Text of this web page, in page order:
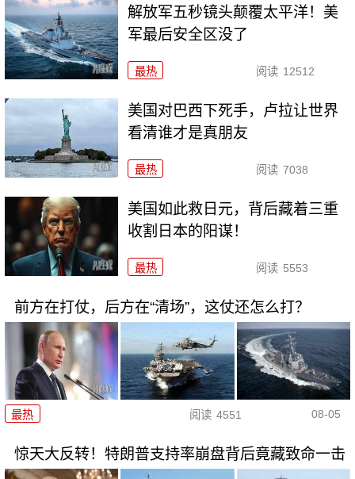
解放军五秒镜头颠覆太平洋！美
军最后安全区没了
最热 阅读 12512
美国对巴西下死手，卢拉让世界
看清谁才是真朋友
最热 阅读 7038
美国如此救日元，背后藏着三重
收割日本的阳谋！
最热 阅读 5553
前方在打仗，后方在“清场”，这仗还怎么打？
最热 阅读 4551 08-05
惊天大反转！特朗普支持率崩盘背后竟藏致命一击